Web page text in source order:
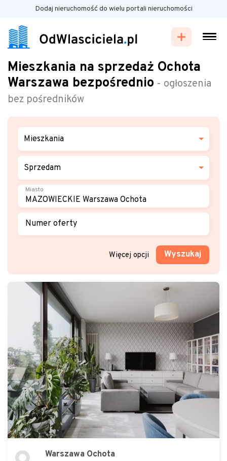
Dodaj nieruchomość do wielu portali nieruchomości
Mieszkania na sprzedaż Ochota
Warszawa bezpośrednio - ogłoszenia
bez pośredników
Mieszkania
Sprzedam
Miasto
Numer oferty
Więcej opcji Wyszukaj
Warszawa Ochota